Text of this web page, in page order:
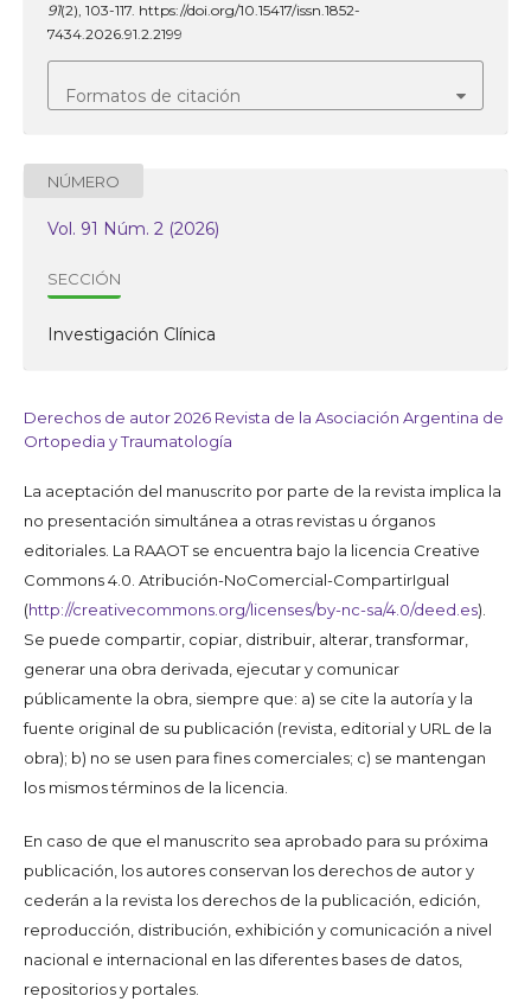
91(2), 103-117. https://doi.org/10.15417/issn.1852-
7434.2026.91.2.2199
Formatos de citación
NÚMERO
Vol. 91 Núm. 2 (2026)
SECCIÓN
Investigación Clínica
Derechos de autor 2026 Revista de la Asociación Argentina de
Ortopedia y Traumatología
La aceptación del manuscrito por parte de la revista implica la
no presentación simultánea a otras revistas u órganos
editoriales. La RAAOT se encuentra bajo la licencia Creative
Commons 4.0. Atribución-NoComercial-CompartirIgual
(http://creativecommons.org/licenses/by-nc-sa/4.0/deed.es).
Se puede compartir, copiar, distribuir, alterar, transformar,
generar una obra derivada, ejecutar y comunicar
públicamente la obra, siempre que: a) se cite la autoría y la
fuente original de su publicación (revista, editorial y URL de la
obra); b) no se usen para fines comerciales; c) se mantengan
los mismos términos de la licencia.
En caso de que el manuscrito sea aprobado para su próxima
publicación, los autores conservan los derechos de autor y
cederán a la revista los derechos de la publicación, edición,
reproducción, distribución, exhibición y comunicación a nivel
nacional e internacional en las diferentes bases de datos,
repositorios y portales.